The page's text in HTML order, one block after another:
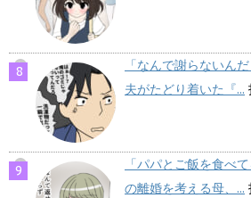
「なんで謝らないん
夫がたどり着いた『...
「パパとご飯を食べ
の離婚を考える母、...